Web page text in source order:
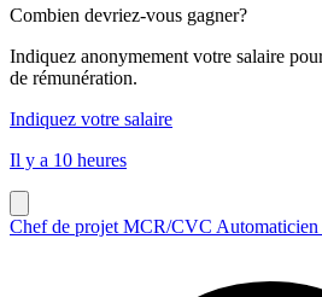
Combien devriez-vous gagner?
Indiquez anonymement votre salaire
de rémunération.
Indiquez votre salaire
Il y a 10 heures
Chef de projet MCR/CVC